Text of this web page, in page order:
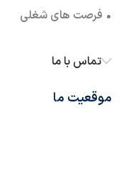
• فرصت های شغلی
تماس با ما
موقعیت ما